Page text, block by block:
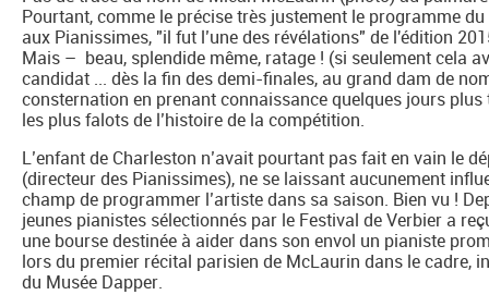
Pourtant, comme le précise très justement le programme
aux Pianissimes, "il fut l’une des révélations" de l'édition
Mais – beau, splendide même, ratage ! (si seulement cela
candidat ... dès la fin des demi-finales, au grand dam de
consternation en prenant connaissance quelques jours
les plus falots de l’histoire de la compétition.
L’enfant de Charleston n’avait pourtant pas fait en vain le
(directeur des Pianissimes), ne se laissant aucunement
champ de programmer l’artiste dans sa saison. Bien vu !
jeunes pianistes sélectionnés par le Festival de Verbier a
une bourse destinée à aider dans son envol un pianiste
lors du premier récital parisien de McLaurin dans le cadre,
du Musée Dapper.